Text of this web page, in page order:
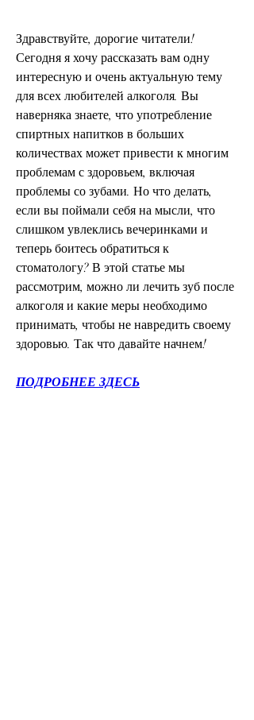
Здравствуйте, дорогие читатели!
Сегодня я хочу рассказать вам одну
интересную и очень актуальную тему
для всех любителей алкоголя. Вы
наверняка знаете, что употребление
спиртных напитков в больших
количествах может привести к многим
проблемам с здоровьем, включая
проблемы со зубами. Но что делать,
если вы поймали себя на мысли, что
слишком увлеклись вечеринками и
теперь боитесь обратиться к
стоматологу? В этой статье мы
рассмотрим, можно ли лечить зуб после
алкоголя и какие меры необходимо
принимать, чтобы не навредить своему
здоровью. Так что давайте начнем!
ПОДРОБНЕЕ ЗДЕСЬ